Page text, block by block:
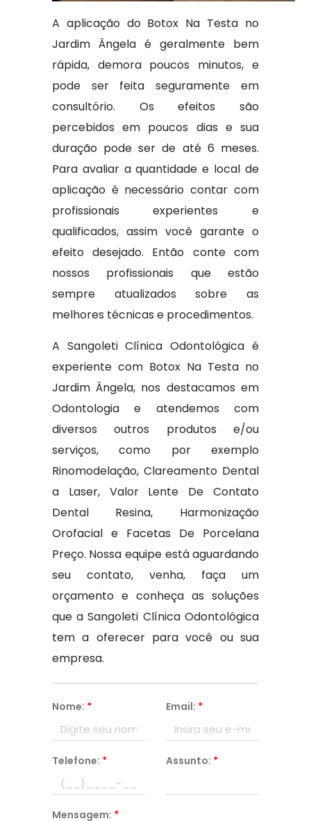
A aplicação do Botox Na Testa no
Jardim Ângela é geralmente bem
rápida, demora poucos minutos, e
pode ser feita seguramente em
consultório. Os efeitos são
percebidos em poucos dias e sua
duração pode ser de até 6 meses.
Para avaliar a quantidade e local de
aplicação é necessário contar com
profissionais experientes e
qualificados, assim você garante o
efeito desejado. Então conte com
nossos profissionais que estão
sempre atualizados sobre as
melhores técnicas e procedimentos.
A Sangoleti Clínica Odontológica é
experiente com Botox Na Testa no
Jardim Ângela, nos destacamos em
Odontologia e atendemos com
diversos outros produtos e/ou
serviços, como por exemplo
Rinomodelação, Clareamento Dental
a Laser, Valor Lente De Contato
Dental Resina, Harmonização
Orofacial e Facetas De Porcelana
Preço. Nossa equipe está aguardando
seu contato, venha, faça um
orçamento e conheça as soluções
que a Sangoleti Clínica Odontológica
tem a oferecer para você ou sua
empresa.
Nome: * Email: *
Telefone: * Assunto: *
Mensagem: *